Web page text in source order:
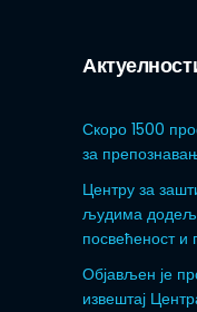
Скоро 1500
за
Центру за
људима
посвећеност и
Објављен је
извештај